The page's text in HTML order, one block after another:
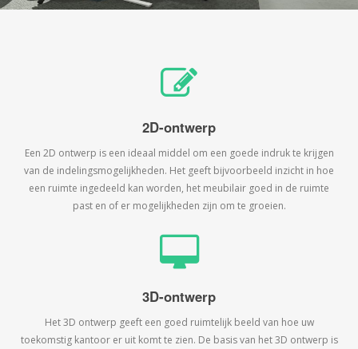
2D-ontwerp
Een 2D ontwerp is een ideaal middel om een goede indruk te krijgen
van de indelingsmogelijkheden. Het geeft bijvoorbeeld inzicht in hoe
een ruimte ingedeeld kan worden, het meubilair goed in de ruimte
past en of er mogelijkheden zijn om te groeien.
3D-ontwerp
Het 3D ontwerp geeft een goed ruimtelijk beeld van hoe uw
toekomstig kantoor er uit komt te zien. De basis van het 3D ontwerp is